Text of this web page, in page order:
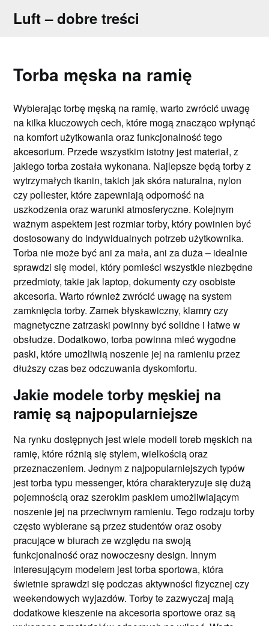
Luft – dobre treści
Torba męska na ramię
Wybierając torbę męską na ramię, warto zwrócić uwagę
na kilka kluczowych cech, które mogą znacząco wpłynąć
na komfort użytkowania oraz funkcjonalność tego
akcesorium. Przede wszystkim istotny jest materiał, z
jakiego torba została wykonana. Najlepsze będą torby z
wytrzymałych tkanin, takich jak skóra naturalna, nylon
czy poliester, które zapewniają odporność na
uszkodzenia oraz warunki atmosferyczne. Kolejnym
ważnym aspektem jest rozmiar torby, który powinien być
dostosowany do indywidualnych potrzeb użytkownika.
Torba nie może być ani za mała, ani za duża – idealnie
sprawdzi się model, który pomieści wszystkie niezbędne
przedmioty, takie jak laptop, dokumenty czy osobiste
akcesoria. Warto również zwrócić uwagę na system
zamknięcia torby. Zamek błyskawiczny, klamry czy
magnetyczne zatrzaski powinny być solidne i łatwe w
obsłudze. Dodatkowo, torba powinna mieć wygodne
paski, które umożliwią noszenie jej na ramieniu przez
dłuższy czas bez odczuwania dyskomfortu.
Jakie modele torby męskiej na
ramię są najpopularniejsze
Na rynku dostępnych jest wiele modeli toreb męskich na
ramię, które różnią się stylem, wielkością oraz
przeznaczeniem. Jednym z najpopularniejszych typów
jest torba typu messenger, która charakteryzuje się dużą
pojemnością oraz szerokim paskiem umożliwiającym
noszenie jej na przeciwnym ramieniu. Tego rodzaju torby
często wybierane są przez studentów oraz osoby
pracujące w biurach ze względu na swoją
funkcjonalność oraz nowoczesny design. Innym
interesującym modelem jest torba sportowa, która
świetnie sprawdzi się podczas aktywności fizycznej czy
weekendowych wyjazdów. Torby te zazwyczaj mają
dodatkowe kieszenie na akcesoria sportowe oraz są